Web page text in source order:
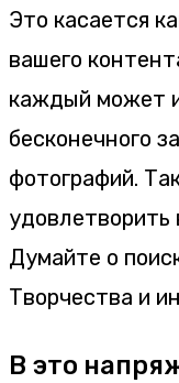
Это касается
вашего
каждый может
бесконечного
фотографий.
Думайте о
Творчества и
В это